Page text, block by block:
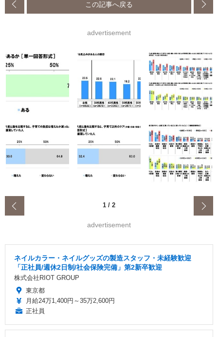
この記事へ戻る
advertisement
1 / 2
advertisement
ネイルカラー・ネイルグッズの製造スタッフ・未経験歓迎
「正社員/週休2日制/社会保険完備」第2新卒歓迎
株式会社RIOT GROUP
東京都
月給24万1,400円～35万2,600円
正社員